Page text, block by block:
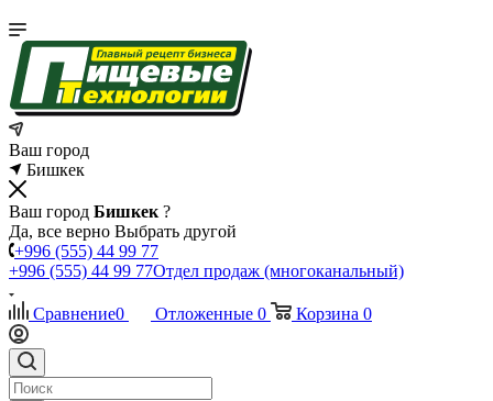
Ваш город
Бишкек
Ваш город Бишкек ?
Да, все верно Выбрать другой
+996 (555) 44 99 77
+996 (555) 44 99 77Отдел продаж (многоканальный)
Сравнение0 Отложенные 0 Корзина 0